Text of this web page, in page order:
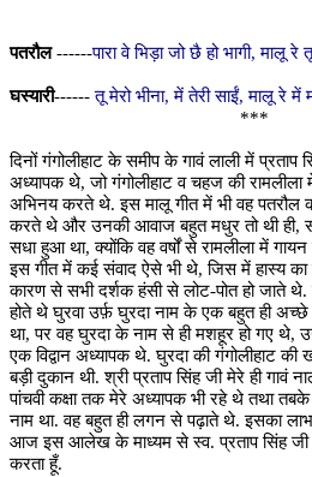
पतरौल------पारा वे भिड़ा जो छै हो भागी, मालू
घस्यारी------तू मेरो भीना, में तेरी साईं, मालू रे में
दिनों गंगोलीहाट के समीप के गावं लाली में प्रताप
अध्यापक थे, जो गंगोलीहाट व चहज की रामलीला
अभिनय करते थे. इस मालू गीत में भी वह पतरौल
करते थे और उनकी आवाज बहुत मधुर तो थी ही,
सधा हुआ था, क्योंकि वह वर्षों से रामलीला में
इस गीत में कई संवाद ऐसे भी थे, जिस में हास्य का
कारण से सभी दर्शक हंसी से लोट-पोत हो जाते
होते थे घुरवा उर्फ़ घुरदा नाम के एक बहुत ही
था, पर वह घुरदा के नाम से ही मशहूर हो गए थे,
एक विद्वान अध्यापक थे. घुरदा की गंगोलीहाट
बड़ी दुकान थी. श्री प्रताप सिंह जी मेरे ही गावं
पांचवी कक्षा तक मेरे अध्यापक भी रहे थे तथा
नाम था. वह बहुत ही लगन से पढ़ाते थे. इसका
आज इस आलेख के माध्यम से स्व. प्रताप सिंह जी व
करता हूँ.